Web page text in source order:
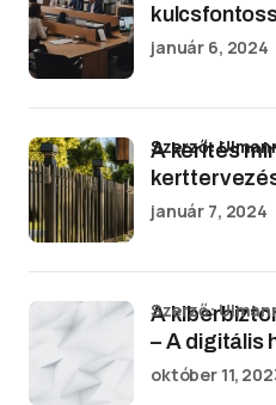
január 6, 2024
A kerítés
Szerző:
január 7, 2024
A
– A digitális
Szerző:
október 11,